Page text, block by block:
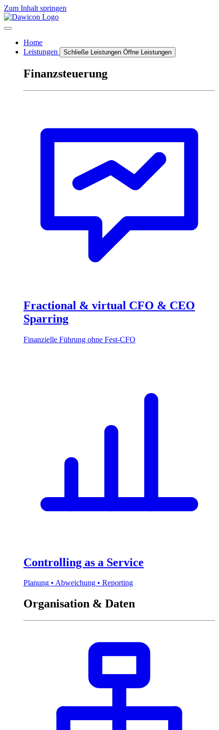
Zum Inhalt springen
Home
Leistungen
Schließe Leistungen Öffne Leistungen
Finanzsteuerung
Fractional & virtual CFO & CEO
Sparring
Finanzielle Führung ohne Fest-CFO
Controlling as a Service
Planung • Abweichung • Reporting
Organisation & Daten